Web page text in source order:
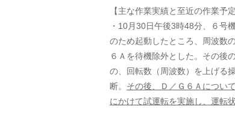
【主な作業実績と至近の作業予定
・10月30日午後3時48分、６号
のため起動したところ、周波数
６Ａを待機除外とした。その後
の、回転数（周波数）を上げる
断。 その後、Ｄ／Ｇ６Ａについ
にかけて試運転を実施し、運転